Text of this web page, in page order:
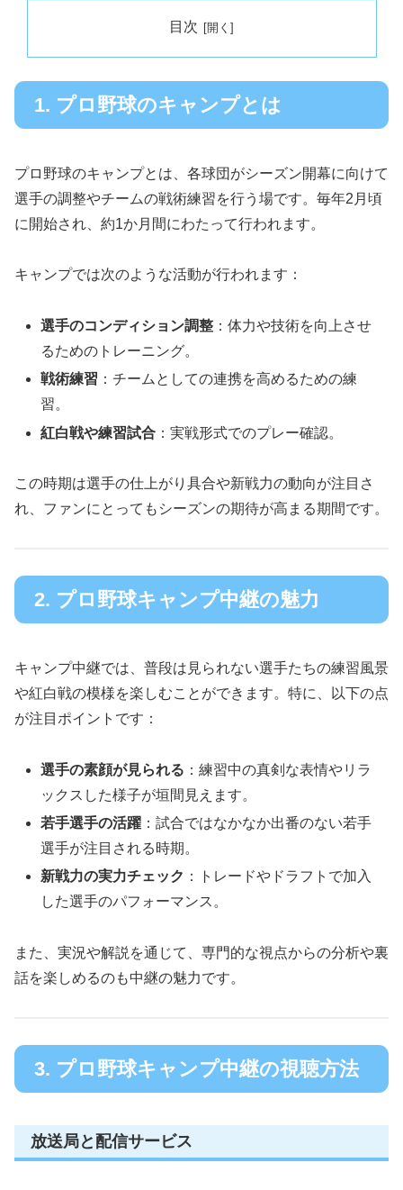
目次
1. プロ野球のキャンプとは
プロ野球のキャンプとは、各球団がシーズン開幕に向けて
選手の調整やチームの戦術練習を行う場です。毎年2月頃
に開始され、約1か月間にわたって行われます。
キャンプでは次のような活動が行われます：
選手のコンディション調整 ：体力や技術を向上させ
るためのトレーニング。
戦術練習 ：チームとしての連携を高めるための練
習。
紅白戦や練習試合 ：実戦形式でのプレー確認。
この時期は選手の仕上がり具合や新戦力の動向が注目さ
れ、ファンにとってもシーズンの期待が高まる期間です。
2. プロ野球キャンプ中継の魅力
キャンプ中継では、普段は見られない選手たちの練習風景
や紅白戦の模様を楽しむことができます。特に、以下の点
が注目ポイントです：
選手の素顔が見られる ：練習中の真剣な表情やリラ
ックスした様子が垣間見えます。
若手選手の活躍 ：試合ではなかなか出番のない若手
選手が注目される時期。
新戦力の実力チェック ：トレードやドラフトで加入
した選手のパフォーマンス。
また、実況や解説を通じて、専門的な視点からの分析や裏
話を楽しめるのも中継の魅力です。
3. プロ野球キャンプ中継の視聴方法
放送局と配信サービス